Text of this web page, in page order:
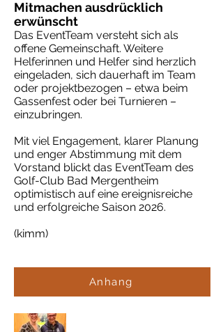
Mitmachen ausdrücklich
erwünscht
Das EventTeam versteht sich als
offene Gemeinschaft. Weitere
Helferinnen und Helfer sind herzlich
eingeladen, sich dauerhaft im Team
oder projektbezogen – etwa beim
Gassenfest oder bei Turnieren –
einzubringen.
Mit viel Engagement, klarer Planung
und enger Abstimmung mit dem
Vorstand blickt das EventTeam des
Golf-Club Bad Mergentheim
optimistisch auf eine ereignisreiche
und erfolgreiche Saison 2026.
(kimm)
Anhang